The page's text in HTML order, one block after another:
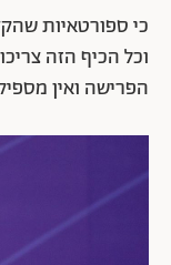
כי ספורטאיות
וכל הכיף הזה
הפרישה ואין